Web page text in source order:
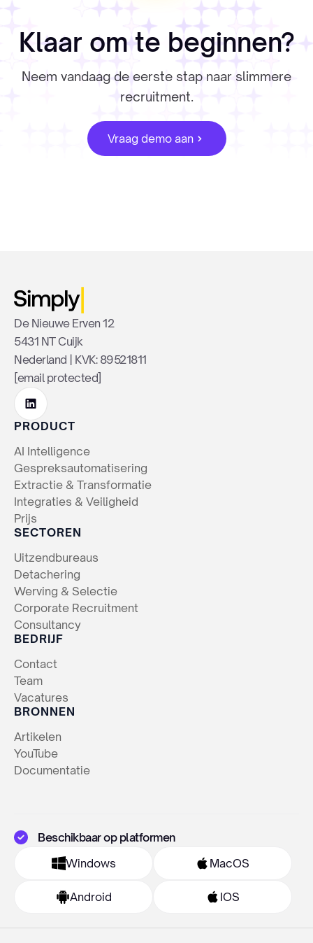
Klaar om te beginnen?
Neem vandaag de eerste stap naar slimmere
recruitment.
Vraag demo aan
De Nieuwe Erven 12
5431 NT Cuijk
Nederland | KVK: 89521811
[email protected]
PRODUCT
AI Intelligence
Gespreksautomatisering
Extractie & Transformatie
Integraties & Veiligheid
Prijs
SECTOREN
Uitzendbureaus
Detachering
Werving & Selectie
Corporate Recruitment
Consultancy
BEDRIJF
Contact
Team
Vacatures
BRONNEN
Artikelen
YouTube
Documentatie
Beschikbaar op platformen
Windows
MacOS
Android IOS